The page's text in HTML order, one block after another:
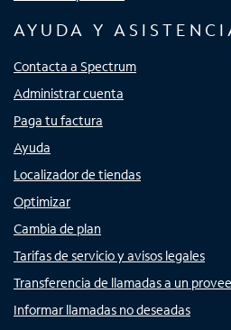
AYUDA Y
Contacta a Spectrum
Administrar cuenta
Paga tu factura
Ayuda
Localizador de tiendas
Optimizar
Cambia de plan
Tarifas de servicio y avisos legales
Transferencia de llamadas a un
Informar llamadas no deseadas